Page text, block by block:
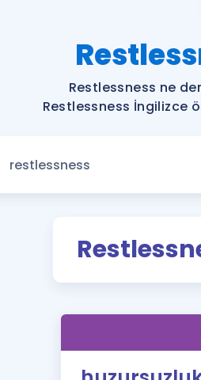
Restlessness ne
Restlessness İngilizce